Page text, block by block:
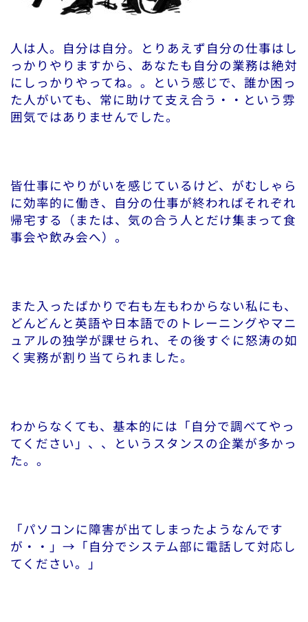
人は人。自分は自分。とりあえず自分の仕事はし
っかりやりますから、あなたも自分の業務は絶対
にしっかりやってね。。という感じで、誰か困っ
た人がいても、常に助けて支え合う・・という雰
囲気ではありませんでした。
皆仕事にやりがいを感じているけど、がむしゃら
に効率的に働き、自分の仕事が終わればそれぞれ
帰宅する（または、気の合う人とだけ集まって食
事会や飲み会へ）。
また入ったばかりで右も左もわからない私にも、
どんどんと英語や日本語でのトレーニングやマニ
ュアルの独学が課せられ、その後すぐに怒涛の如
く実務が割り当てられました。
わからなくても、基本的には「自分で調べてやっ
てください」、、というスタンスの企業が多かっ
た。。
「パソコンに障害が出てしまったようなんです
が・・」→「自分でシステム部に電話して対応し
てください。」